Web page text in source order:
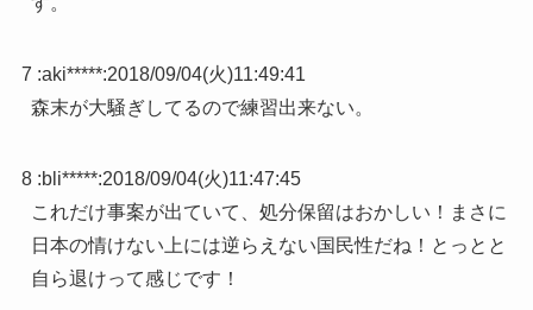
7 :aki*****:2018/09/04(火)11:49:41
森末が大騒ぎしてるので練習出来ない。
8 :bli*****:2018/09/04(火)11:47:45
これだけ事案が出ていて、処分保留はおかしい！まさに
日本の情けない上には逆らえない国民性だね！とっとと
自ら退けって感じです！